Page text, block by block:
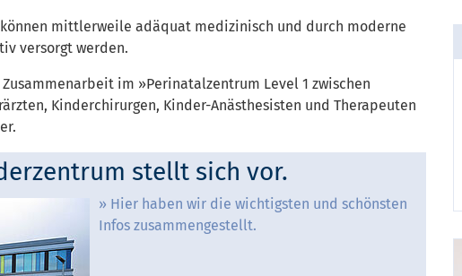
mittlerweile adäquat medizinisch und durch moderne
versorgt werden.
im »Perinatalzentrum Level 1 zwischen
Kinderchirurgen, Kinder-Anästhesisten und Therapeuten
stellt sich vor.
Hier haben wir die wichtigsten und schönsten
Infos zusammengestellt.